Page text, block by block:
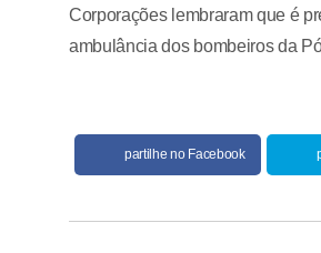
Corporações lembraram que é
ambulância dos bombeiros da
partilhe no Facebook